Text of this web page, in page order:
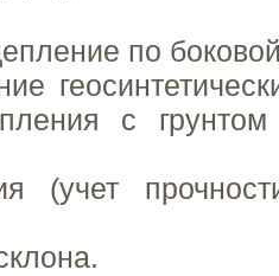
по
с
(учет